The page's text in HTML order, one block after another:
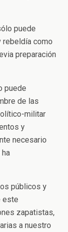
puede
rebeldía como
preparación
puede
de las
militar
y
necesario
públicos y
este
zapatistas,
a nuestro